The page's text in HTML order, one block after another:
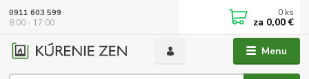
Menu
0911 603 599
8:00 - 17:00
0 ks
za 0,00 €